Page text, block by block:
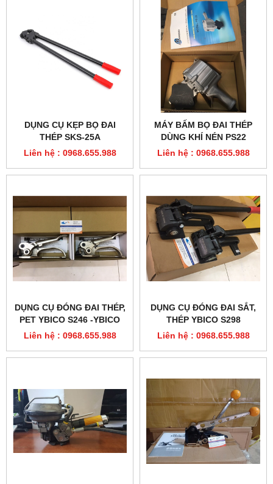
DỤNG CỤ KẸP BỌ ĐAI
THÉP SKS-25A
Liên hệ : 0968.655.988
MÁY BẤM BỌ ĐAI THÉP
DÙNG KHÍ NÉN PS22
MACROLEAGUE
Liên hệ : 0968.655.988
DỤNG CỤ ĐÓNG ĐAI THÉP,
PET YBICO S246 -YBICO
S247
Liên hệ : 0968.655.988
DỤNG CỤ ĐÓNG ĐAI SẮT,
THÉP YBICO S298
Liên hệ : 0968.655.988